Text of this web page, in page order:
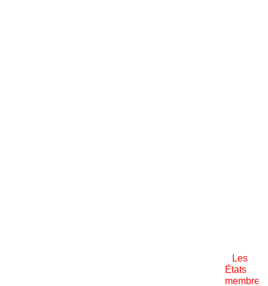
Les
États
membres